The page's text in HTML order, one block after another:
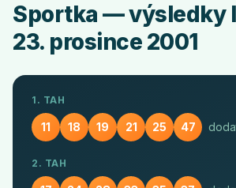
Sportka — výsledky
23. prosince 2001
1. TAH
11 18 19 21 25 47
2. TAH